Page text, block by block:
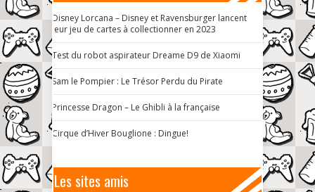
Disney Lorcana – Disney et Ravensburger lancent
leur jeu de cartes à collectionner en 2023
Test du robot aspirateur Dreame D9 de Xiaomi
Sam le Pompier : Le Trésor Perdu du Pirate
Princesse Dragon – Le Ghibli à la française
Cirque d’Hiver Bouglione : Dingue!
Les sites amis